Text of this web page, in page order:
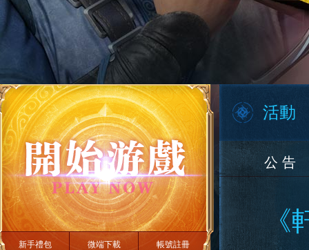
新手禮包 微端下載 帳號註冊
活動
公 告